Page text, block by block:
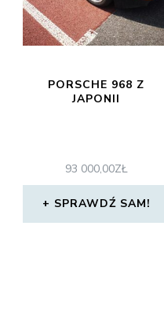
PORSCHE 968 Z
JAPONII
93 000,00ZŁ
SPRAWDŹ SAM!